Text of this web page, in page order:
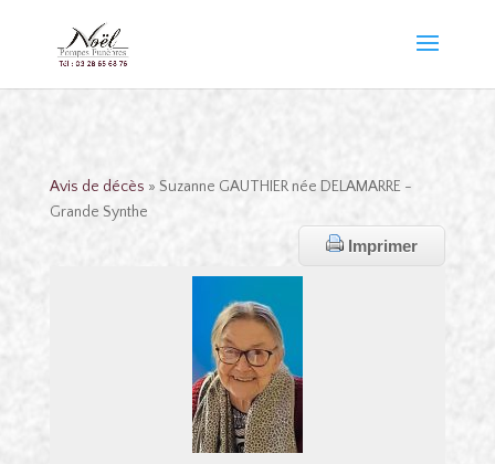
Avis de décès » Suzanne GAUTHIER née DELAMARRE -
Grande Synthe
Imprimer